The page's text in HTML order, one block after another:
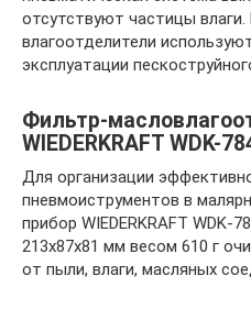
отсутствуют частицы
влагоотделители
эксплуатации
Фильтр-
WIEDERKRAFT WDK-
Для организации
пневмоиструментов в
прибор WIEDERKRAFT WDK-
213х87х81 мм весом 610 г
от пыли, влаги, масляных